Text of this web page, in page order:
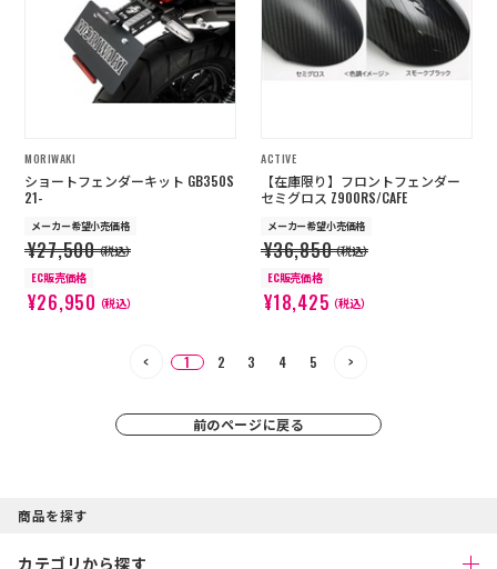
MORIWAKI
ショートフェンダーキット GB350S
21-
メーカー希望小売価格
¥27,500（税込）
EC販売価格
¥26,950（税込）
ACTIVE
【在庫限り】フロントフェンダー
セミグロス Z900RS/CAFE
メーカー希望小売価格
¥36,850（税込）
EC販売価格
¥18,425（税込）
1 2 3 4 5
前のページに戻る
商品を探す
カテゴリから探す